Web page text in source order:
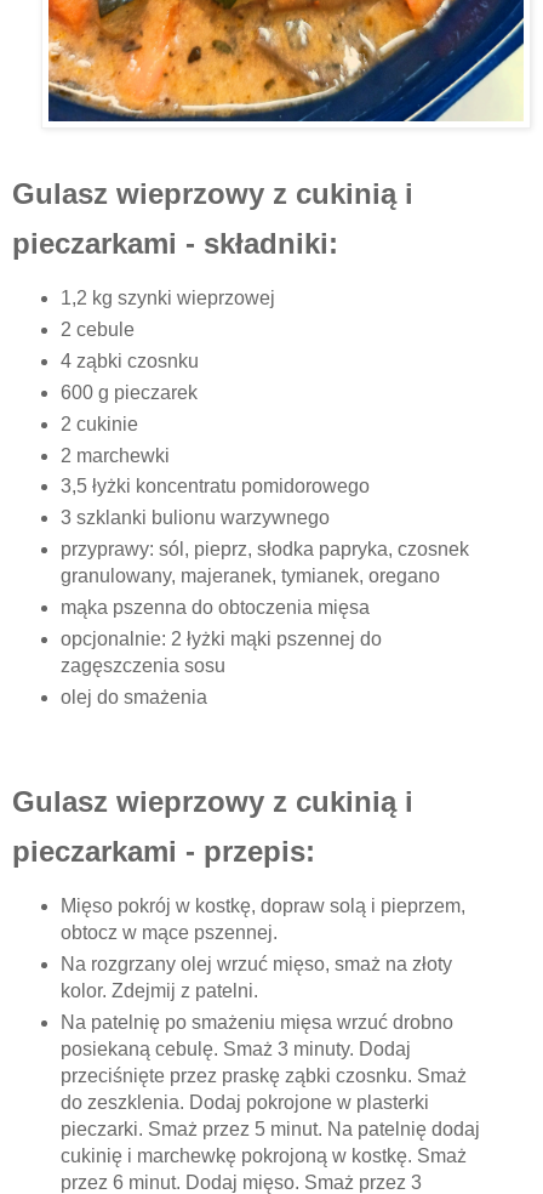
Gulasz wieprzowy z cukinią i
pieczarkami - składniki:
1,2 kg szynki wieprzowej
2 cebule
4 ząbki czosnku
600 g pieczarek
2 cukinie
2 marchewki
3,5 łyżki koncentratu pomidorowego
3 szklanki bulionu warzywnego
przyprawy: sól, pieprz, słodka papryka, czosnek
granulowany, majeranek, tymianek, oregano
mąka pszenna do obtoczenia mięsa
opcjonalnie: 2 łyżki mąki pszennej do
zagęszczenia sosu
olej do smażenia
Gulasz wieprzowy z cukinią i
pieczarkami - przepis:
Mięso pokrój w kostkę, dopraw solą i pieprzem,
obtocz w mące pszennej.
Na rozgrzany olej wrzuć mięso, smaż na złoty
kolor. Zdejmij z patelni.
Na patelnię po smażeniu mięsa wrzuć drobno
posiekaną cebulę. Smaż 3 minuty. Dodaj
przeciśnięte przez praskę ząbki czosnku. Smaż
do zeszklenia. Dodaj pokrojone w plasterki
pieczarki. Smaż przez 5 minut. Na patelnię dodaj
cukinię i marchewkę pokrojoną w kostkę. Smaż
przez 6 minut. Dodaj mięso. Smaż przez 3